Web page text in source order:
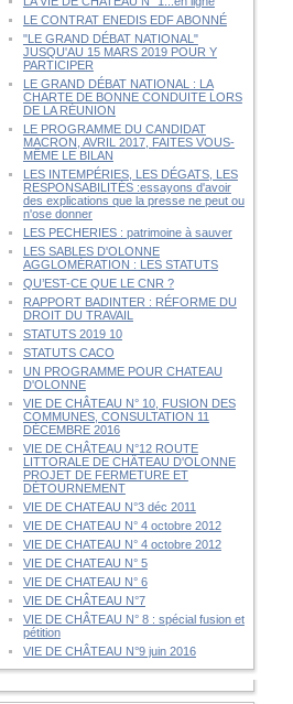
LE CONTRAT ENEDIS EDF ABONNÉ
"LE GRAND DÉBAT NATIONAL"
JUSQU'AU 15 MARS 2019 POUR Y
PARTICIPER
LE GRAND DÉBAT NATIONAL : LA
CHARTE DE BONNE CONDUITE LORS
DE LA RÉUNION
LE PROGRAMME DU CANDIDAT
MACRON, AVRIL 2017, FAITES VOUS-
MÊME LE BILAN
LES INTEMPÉRIES, LES DÉGATS, LES
RESPONSABILITÉS :essayons d'avoir
des explications que la presse ne peut ou
n'ose donner
LES PECHERIES : patrimoine à sauver
LES SABLES D'OLONNE
AGGLOMÉRATION : LES STATUTS
QU’EST-CE QUE LE CNR ?
RAPPORT BADINTER : RÉFORME DU
DROIT DU TRAVAIL
STATUTS 2019 10
STATUTS CACO
UN PROGRAMME POUR CHATEAU
D'OLONNE
VIE DE CHÂTEAU N° 10, FUSION DES
COMMUNES, CONSULTATION 11
DÉCEMBRE 2016
VIE DE CHÂTEAU N°12 ROUTE
LITTORALE DE CHÂTEAU D'OLONNE
PROJET DE FERMETURE ET
DÉTOURNEMENT
VIE DE CHATEAU N°3 déc 2011
VIE DE CHATEAU N° 4 octobre 2012
VIE DE CHATEAU N° 4 octobre 2012
VIE DE CHATEAU N° 5
VIE DE CHATEAU N° 6
VIE DE CHÂTEAU N°7
VIE DE CHÂTEAU N° 8 : spécial fusion et
pétition
VIE DE CHÂTEAU N°9 juin 2016